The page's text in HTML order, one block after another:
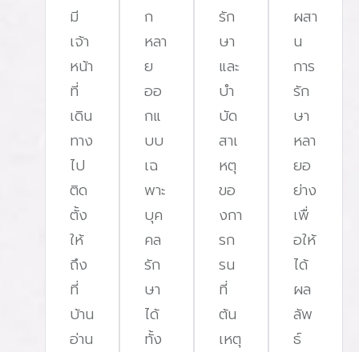
มี
เจ้า
หน้า
ที่
เดิน
ทาง
ไป
ติด
ตั้ง
ให้
ถึง
ที่
บ้าน
อ่าน
ก
หลา
ย
ออ
กแ
บบ
เฉ
พาะ
บุค
คล
รัก
ษา
ได้
ทั้ง
รัก
ษา
และ
บํา
บัด
สาเ
หตุ
ขอ
งกา
รก
รน
ที่
ต้น
เหตุ
ผสา
น
การ
รัก
ษา
หลา
ยอ
ย่าง
เพื่
อให้
ได้
ผล
ลัพ
ธ์